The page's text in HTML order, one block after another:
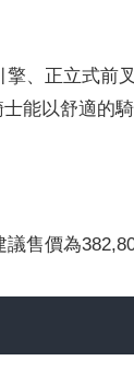
、正立式前
能以舒適的
售價為